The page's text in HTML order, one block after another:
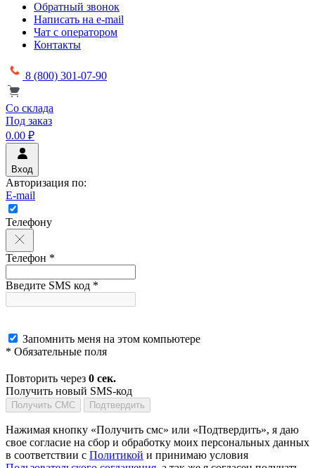
Обратный звонок
Написать на e-mail
Чат с оператором
Контакты
8 (800) 301-07-90
Со склада
Под заказ
0.00 ₽
Вход
Авторизация по:
E-mail
Телефону
Телефон *
Введите SMS код *
Запомнить меня на этом компьютере
* Обязательные поля
Повторить через 0 сек.
Получить новый SMS-код
Получить СМС Подтвердить
Нажимая кнопку «Получить смс» или «Подтвердить», я даю
свое согласие на сбор и обработку моих персональных данных
в соответствии с Политикой и принимаю условия